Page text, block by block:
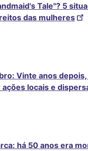
Tale"? 5
das mulheres
Vinte anos
ações locais e
há 50 anos era